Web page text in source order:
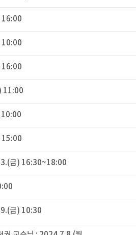
16:00
10:00
16:00
11:00
10:00
15:00
금) 16:30~18:00
금) 10:30